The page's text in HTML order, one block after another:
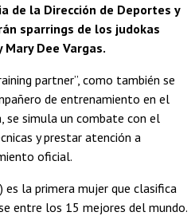
de la Dirección de Deportes y
sparrings de los judokas
Dee Vargas.
partner”, como también se
de entrenamiento en el
se simula un combate con el
y prestar atención a
oficial.
es la primera mujer que clasifica
entre los 15 mejores del mundo.